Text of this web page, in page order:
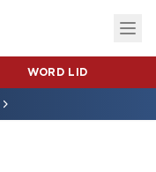
WORD LID